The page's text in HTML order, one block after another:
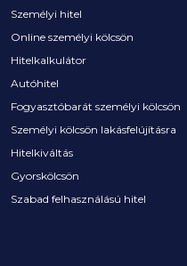
Személyi hitel
Online személyi kölcsön
Hitelkalkulátor
Autóhitel
Fogyasztóbarát személyi kölcsön
Személyi kölcsön lakásfelújításra
Hitelkiváltás
Gyorskölcsön
Szabad felhasználású hitel